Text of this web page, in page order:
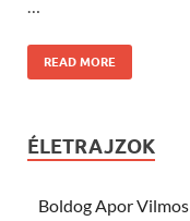
…
READ MORE
ÉLETRAJZOK
Boldog Apor Vilmos